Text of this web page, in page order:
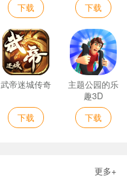
下载 下载
武帝迷城传奇
下载
主题公园的乐
趣3D
下载
更多+